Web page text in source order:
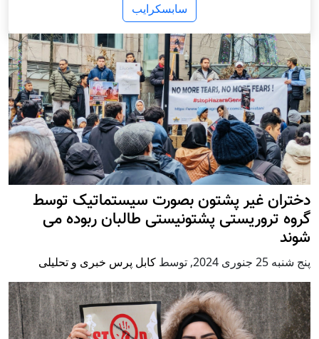
سابسکرایب
دختران غیر پشتون بصورت سیستماتیک توسط
گروه تروریستی پشتونیستی طالبان ربوده می
شوند
پنج شنبه 25 جنوری 2024 , توسط کابل پرس خبری و تحلیلی